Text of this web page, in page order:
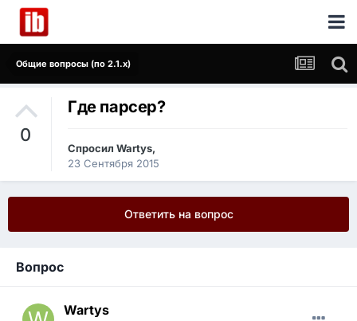
Общие вопросы (по 2.1.x)
0
Где парсер?
Спросил Wartys,
23 Сентября 2015
Ответить на вопрос
Вопрос
Wartys